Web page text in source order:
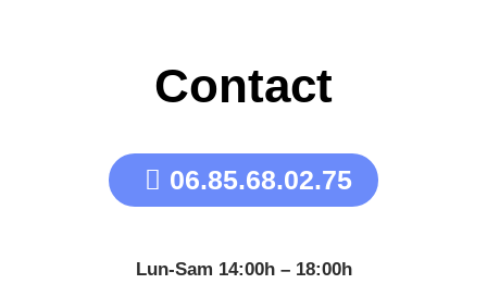
Contact
06.85.68.02.75
Lun-Sam 14:00h – 18:00h